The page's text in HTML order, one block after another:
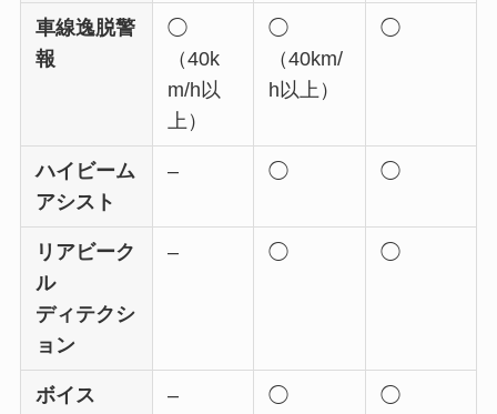
車線逸脱警
報
◯
（40k
m/h以
上）
◯
（40km/
h以上）
◯
ハイビーム
アシスト
– ◯ ◯
リアビーク
ル
ディテクシ
ョン
– ◯ ◯
ボイス
– ◯ ◯